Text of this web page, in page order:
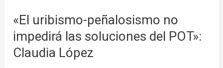
«El uribismo-peñalosismo no
impedirá las soluciones del POT»:
Claudia López
peñalosismo
no
impedirá
las